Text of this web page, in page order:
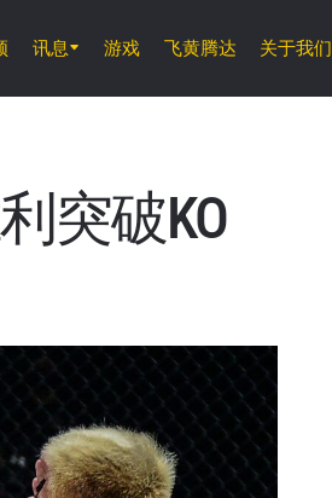
讯息 游戏 飞黄腾达 关于我们
突破KO